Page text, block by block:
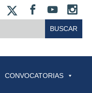
FACEBOOK
CONVOCATORIAS